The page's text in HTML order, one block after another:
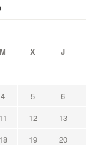
M X J
4 5 6
11 12 13
18 19 20